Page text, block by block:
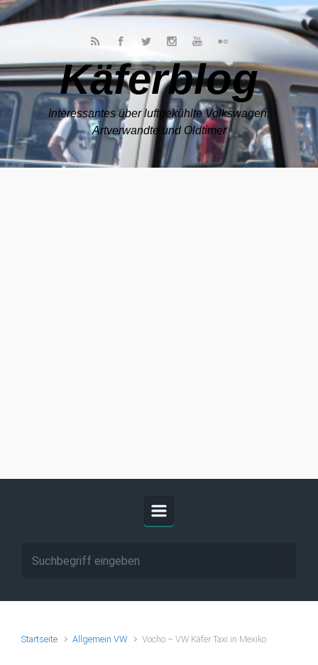
Zum Hauptinhalt springen
Käferblog
Interessantes über luftgekühlte Volkswagen,
Artverwandte und Oldtimer
Startseite Allgemein VW Vocho – VW Käfer Taxi in Mexiko